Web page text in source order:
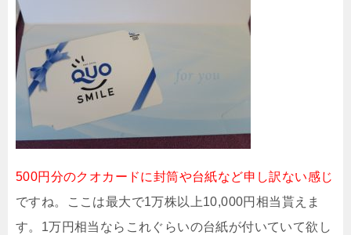
500円分のクオカードに封筒や台紙など申し訳ない感じ
ですね。ここは最大で1万株以上10,000円相当貰えま
す。1万円相当ならこれぐらいの台紙が付いていて欲し